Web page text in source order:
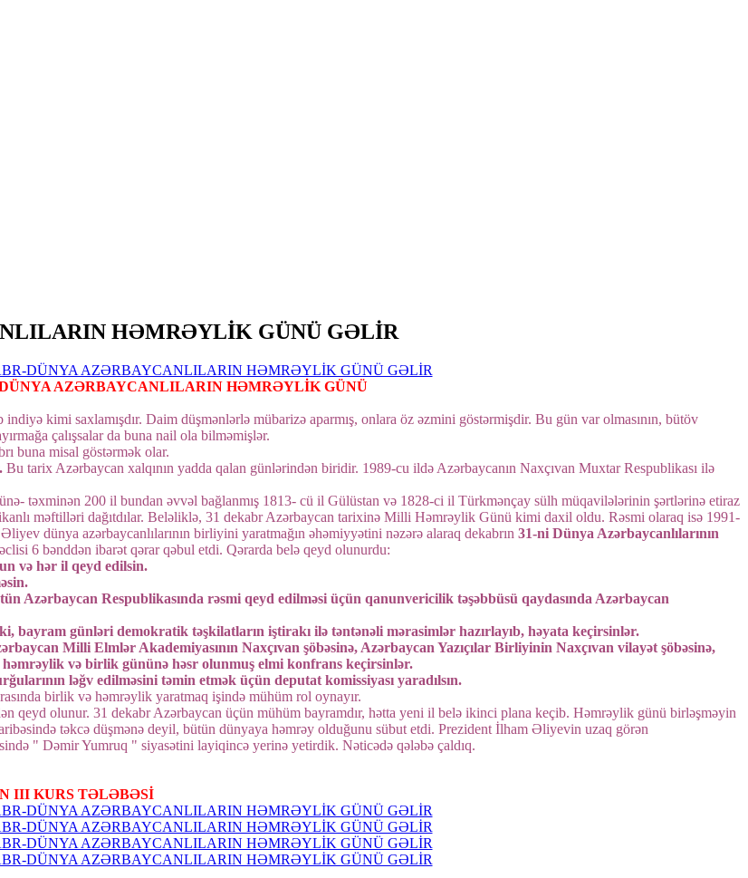
HƏMRƏYLİK GÜNÜ GƏLİR
AZƏRBAYCANLILARIN HƏMRƏYLİK GÜNÜ
kimi saxlamışdır. Daim düşmənlərlə mübarizə aparmış, onlara öz əzmini göstərmişdir. Bu gün var olmasının, bütöv
çalışsalar da buna nail ola bilməmişlər.
buna misal göstərmək olar.
Bu tarix Azərbaycan xalqının yadda qalan günlərindən biridir. 1989-cu ildə Azərbaycanın Naxçıvan Muxtar Respublikası ilə
təxminən 200 il bundan əvvəl bağlanmış 1813- cü il Gülüstan və 1828-ci il Türkmənçay sülh müqavilələrinin şərtlərinə etiraz
məftilləri dağıtdılar. Beləliklə, 31 dekabr Azərbaycan tarixinə Milli Həmrəylik Günü kimi daxil oldu. Rəsmi olaraq isə 1991-
dünya azərbaycanlılarının birliyini yaratmağın əhəmiyyətini nəzərə alaraq dekabrın 31-ni Dünya Azərbaycanlılarının
6 bənddən ibarət qərar qəbul etdi. Qərarda belə qeyd olunurdu:
və hər il qeyd edilsin.
Azərbaycan Respublikasında rəsmi qeyd edilməsi üçün qanunvericilik təşəbbüsü qaydasında Azərbaycan
bayram günləri demokratik təşkilatların iştirakı ilə təntənəli mərasimlər hazırlayıb, həyata keçirsinlər.
Milli Elmlər Akademiyasının Naxçıvan şöbəsinə, Azərbaycan Yazıçılar Birliyinin Naxçıvan vilayət şöbəsinə,
həmrəylik və birlik gününə həsr olunmuş elmi konfrans keçirsinlər.
ləğv edilməsini təmin etmək üçün deputat komissiyası yaradılsın.
birlik və həmrəylik yaratmaq işində mühüm rol oynayır.
qeyd olunur. 31 dekabr Azərbaycan üçün mühüm bayramdır, hətta yeni il belə ikinci plana keçib. Həmrəylik günü birləşməyin
təkcə düşmənə deyil, bütün dünyaya həmrəy olduğunu sübut etdi. Prezident İlham Əliyevin uzaq görən
" Dəmir Yumruq " siyasətini layiqincə yerinə yetirdik. Nəticədə qələbə çaldıq.
III KURS TƏLƏBƏSİ